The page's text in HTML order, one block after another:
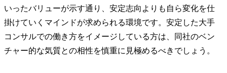
いったバリューが示す通り、安定志向よりも自ら変化を仕
掛けていくマインドが求められる環境です。安定した大手
コンサルでの働き方をイメージしている方は、同社のベン
チャー的な気質との相性を慎重に見極めるべきでしょう。